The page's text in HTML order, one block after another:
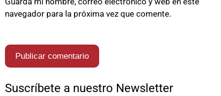
navegador para la próxima vez que comente.
Suscríbete a nuestro Newsletter